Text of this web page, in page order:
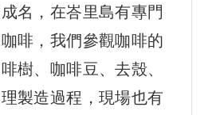
名，在峇里島有專門
啡，我們參觀咖啡的
樹、咖啡豆、去殼、
製造過程，現場也有